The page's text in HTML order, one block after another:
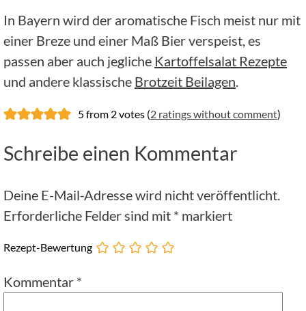
In Bayern wird der aromatische Fisch meist nur mit
einer Breze und einer Maß Bier verspeist, es
passen aber auch jegliche Kartoffelsalat Rezepte
und andere klassische Brotzeit Beilagen.
5 from 2 votes (2 ratings without comment)
Schreibe einen Kommentar
Deine E-Mail-Adresse wird nicht veröffentlicht.
Erforderliche Felder sind mit * markiert
Rezept-Bewertung
Kommentar *